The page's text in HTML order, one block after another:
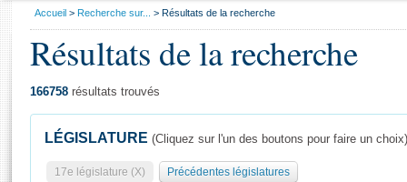
Général
Vous
Accueil Recherche sur... Résultats de la recherche
Résultats de la recherche
166758 résultats trouvés
LÉGISLATURE (Cliquez sur l'un des boutons pour faire un choix)
17e législature (X) Précédentes législatures